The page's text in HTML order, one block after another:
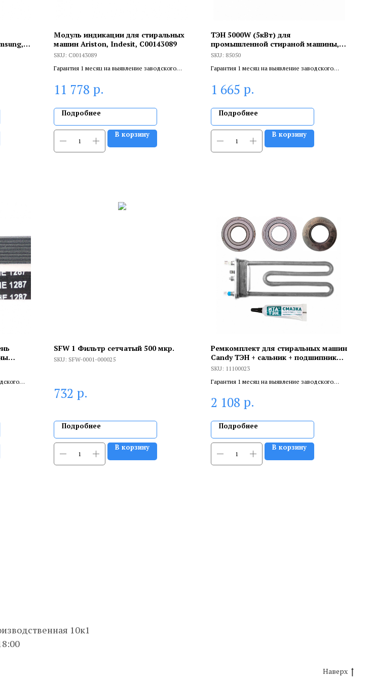
Модуль индикации для стиральных
машин Ariston, Indesit, C00143089
SKU: C00143089
Гарантия 1 месяц на выявление заводского
сертифицированный специалист.
11 778 р.
Подробнее
В корзину
ТЭН 5000W (5кВт) для
промышленной стираной машины,
85050
SKU: 85050
Гарантия 1 месяц на выявление заводского
сертифицированный специалист.
1 665 р.
Подробнее
В корзину
1287
SFW 1 Фильтр сетчатый 500 мкр.
SKU: SFW-0001-000025
732 р.
Подробнее
В корзину
Ремкомплект для стиральных машин
Candy ТЭН + сальник + подшипники 2
шт + смазка, 11100023
SKU: 11100023
Гарантия 1 месяц на выявление заводского
сертифицированный специалист.
2 108 р.
Подробнее
В корзину
10к1
Наверх